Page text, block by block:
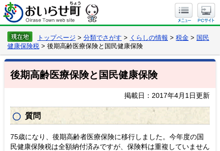
トップページ > 分類でさがす > くらしの情報 > 税金 > 国民
健康保険税 > 後期高齢医療保険と国民健康保険
後期高齢医療保険と国民健康保険
掲載日：2017年4月1日更新
質問
75歳になり、後期高齢者医療保険に移行しました。今年度の国
民健康保険税は全額納付済みですが、保険料は重複していません